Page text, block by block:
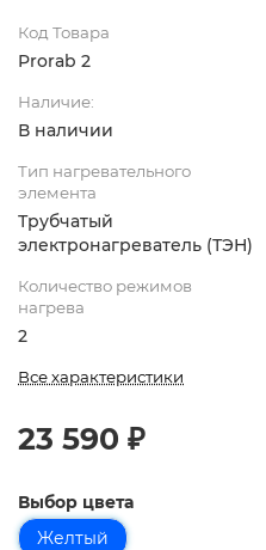
Код Товара
Prorab 2
Наличие:
В наличии
Тип нагревательного
элемента
Трубчатый
электронагреватель (ТЭН)
Количество режимов
нагрева
2
Все характеристики
23 590 ₽
Выбор цвета
Желтый